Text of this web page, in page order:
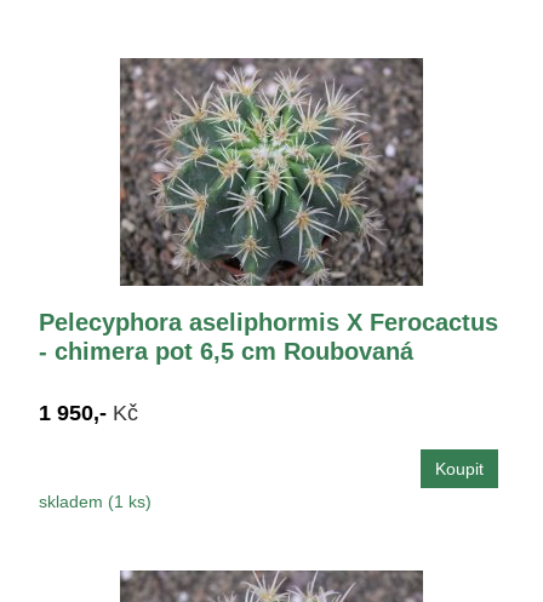
Pelecyphora aseliphormis X Ferocactus
- chimera pot 6,5 cm Roubovaná
1 950,- Kč
skladem (1 ks)